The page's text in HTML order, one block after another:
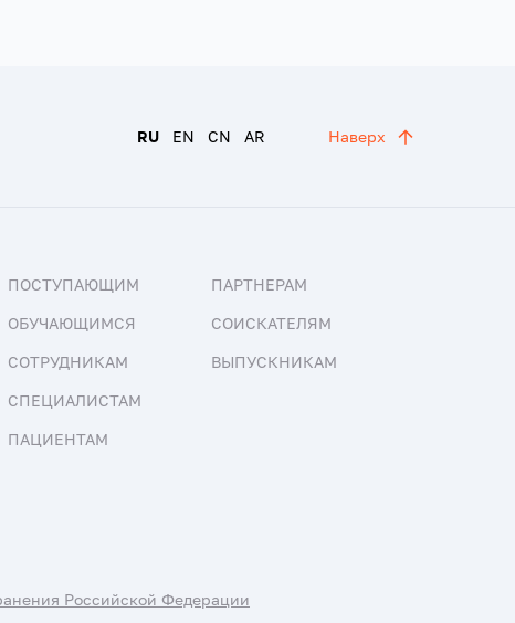
RU EN CN AR Наверх
ПОСТУПАЮЩИМ
ОБУЧАЮЩИМСЯ
СОТРУДНИКАМ
СПЕЦИАЛИСТАМ
ПАЦИЕНТАМ
ПАРТНЕРАМ
СОИСКАТЕЛЯМ
ВЫПУСКНИКАМ
Российской Федерации